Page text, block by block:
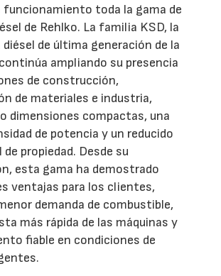
funcionamiento toda la gama de
de Rehlko. La familia KSD, la
de última generación de la
ampliando su presencia
de construcción,
de materiales e industria,
dimensiones compactas, una
de potencia y un reducido
propiedad. Desde su
esta gama ha demostrado
ventajas para los clientes,
demanda de combustible,
más rápida de las máquinas y
fiable en condiciones de